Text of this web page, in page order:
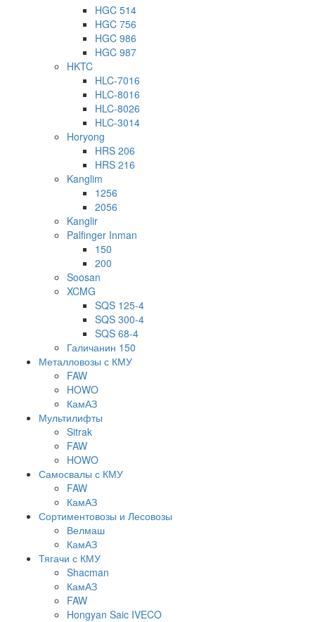
HGC 514
HGC 756
HGC 986
HGC 987
HKTC
HLC-7016
HLC-8016
HLC-8026
HLC-3014
Horyong
HRS 206
HRS 216
Kanglim
1256
2056
Kanglir
Palfinger Inman
150
200
Soosan
XCMG
SQS 125-4
SQS 300-4
SQS 68-4
Галичанин 150
Металловозы с КМУ
FAW
HOWO
КамАЗ
Мультилифты
Sitrak
FAW
HOWO
Самосвалы с КМУ
FAW
КамАЗ
Сортиментовозы и Лесовозы
Велмаш
КамАЗ
Тягачи с КМУ
Shacman
КамАЗ
FAW
Hongyan Saic IVECO